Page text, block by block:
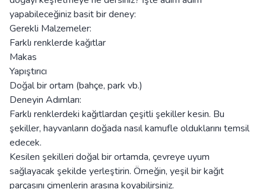
yapabileceğiniz basit bir deney:
Gerekli Malzemeler:
Farklı renklerde kağıtlar
Makas
Yapıştırıcı
Doğal bir ortam (bahçe, park vb.)
Deneyin Adımları:
Farklı renklerdeki kağıtlardan çeşitli şekiller kesin. Bu
şekiller, hayvanların doğada nasıl kamufle olduklarını temsil
edecek.
Kesilen şekilleri doğal bir ortamda, çevreye uyum
sağlayacak şekilde yerleştirin. Örneğin, yeşil bir kağıt
parçasını çimenlerin arasına koyabilirsiniz.